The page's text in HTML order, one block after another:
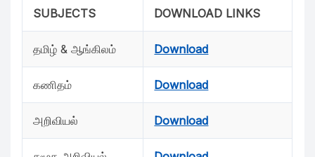
SUBJECTS DOWNLOAD LINKS
தமிழ் & ஆங்கிலம் Download
கணிதம் Download
அறிவியல் Download